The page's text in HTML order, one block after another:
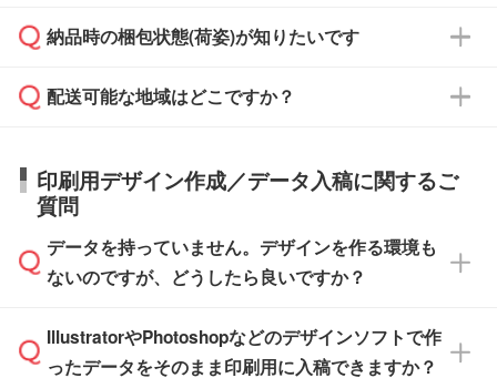
ご希望の際は担当スタッフまでお気軽にご相談
ください。
ご入金確認後、1～2営業日で出荷いたしま
タッフまでお問い合わせください。
ル」に注文予定日をご入力いただくと、おおよ
その締切日や出荷目安をご確認いただけます。
品が決まりましたらお早めのご発注をお願いい
たします。
い。
応が可能かご案内いたします。
す。>>対象商品はこちら
※最短出荷日は商品によって異なります。各商
品ページにてご確認ください
ご入金確認後に在庫を確保し、注文確定のご連
はできかねますので予めご了承ください。
納品時の梱包状態(荷姿)が知りたいです
商品によって異なります。各ページにある商品
す。(白箱、化粧箱、ブリスターパックなど)
【袋入り】 商品がひとつずつ袋に入っていま
す。(透明袋、デザイン袋など)
【個包装なし】 個包装がされていない状態で
※化粧箱から白箱への入れ替えや、オリジナル
箱の作成は原則承っておりません。
配送可能な地域はどこですか？
直接納品は行っておりませんので予めご了承く
ださい。
印刷用デザイン作成／データ入稿に関するご
質問
データを持っていません。デザインを作る環境も
ないのですが、どうしたら良いですか？
無料の「デザインシミュレーター」を使えば、
PCやスマホから簡単にデザインを作成できま
IllustratorやPhotoshopなどのデザインソフトで作
ったデータをそのまま印刷用に入稿できますか？